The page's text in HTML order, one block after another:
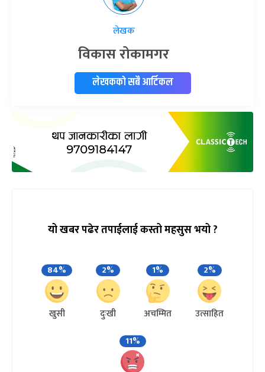
लेखक
विकास रोकामगर
लेखकको सबै आर्टिकल
यो खबर पढेर तपाईलाई कस्तो महसुस भयो ?
84%
खुसी
2%
दुःखी
1%
अचम्मित
2%
उत्साहित
11%